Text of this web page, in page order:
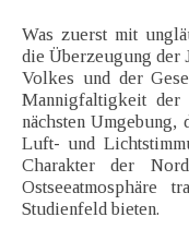
Was zuerst mit
die Überzeugung der
Volkes und der
Mannigfaltigkeit der
nächsten
Luft- und
Charakter der
Ostseeatmosphäre
Studienfeld bieten.